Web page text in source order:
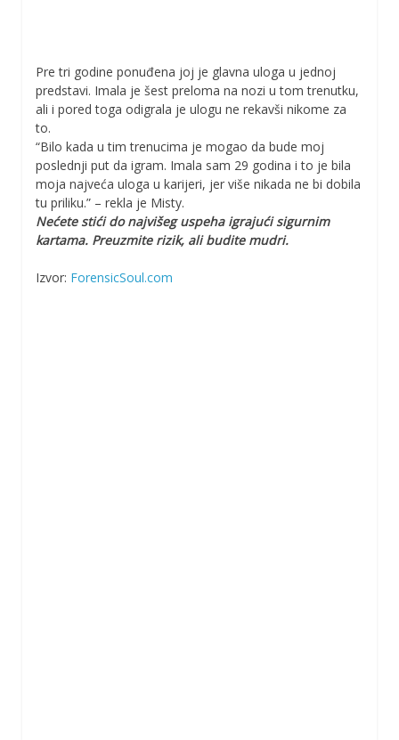
Pre tri godine ponuđena joj je glavna uloga u jednoj
predstavi. Imala je šest preloma na nozi u tom trenutku,
ali i pored toga odigrala je ulogu ne rekavši nikome za
to.
“Bilo kada u tim trenucima je mogao da bude moj
poslednji put da igram. Imala sam 29 godina i to je bila
moja najveća uloga u karijeri, jer više nikada ne bi dobila
tu priliku.” – rekla je Misty.
Nećete stići do najvišeg uspeha igrajući sigurnim
kartama. Preuzmite rizik, ali budite mudri.
Izvor: ForensicSoul.com